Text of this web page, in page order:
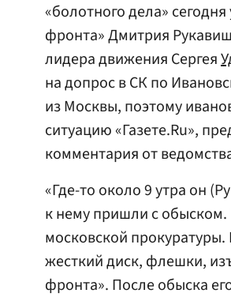
«болотного дела»
фронта» Дмитрия
лидера движения Сергея
на допрос в СК по
из Москвы, поэтому
ситуацию «Газете.Ru»,
комментария от
«Где-то около 9 утра он
к нему пришли с обыском.
московской
жесткий диск, флешки,
фронта». После обыска